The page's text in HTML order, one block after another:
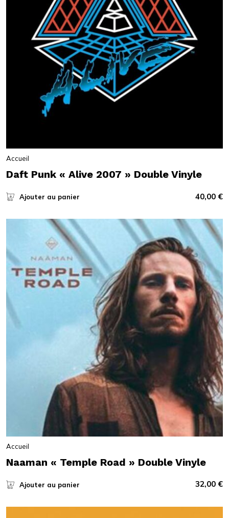
Accueil
Daft Punk « Alive 2007 » Double Vinyle
Ajouter au panier 40,00 €
Accueil
Naaman « Temple Road » Double Vinyle
Ajouter au panier 32,00 €